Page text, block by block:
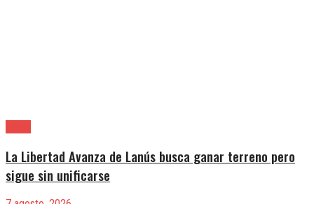
La Libertad Avanza de Lanús busca ganar terreno pero
sigue sin unificarse